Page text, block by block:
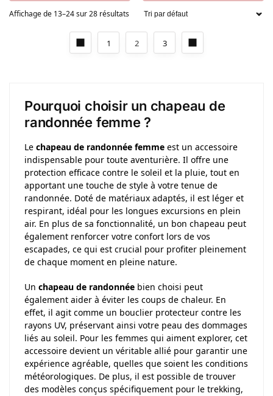
Affichage de 13–24 sur 28 résultats
1 2 3
Pourquoi choisir un chapeau de
randonnée femme ?
Le chapeau de randonnée femme est un accessoire
indispensable pour toute aventurière. Il offre une
protection efficace contre le soleil et la pluie, tout en
apportant une touche de style à votre tenue de
randonnée. Doté de matériaux adaptés, il est léger et
respirant, idéal pour les longues excursions en plein
air. En plus de sa fonctionnalité, un bon chapeau peut
également renforcer votre confort lors de vos
escapades, ce qui est crucial pour profiter pleinement
de chaque moment en pleine nature.
Un chapeau de randonnée bien choisi peut
également aider à éviter les coups de chaleur. En
effet, il agit comme un bouclier protecteur contre les
rayons UV, préservant ainsi votre peau des dommages
liés au soleil. Pour les femmes qui aiment explorer, cet
accessoire devient un véritable allié pour garantir une
expérience agréable, quelles que soient les conditions
météorologiques. De plus, il est possible de trouver
des modèles conçus spécifiquement pour le trekking,